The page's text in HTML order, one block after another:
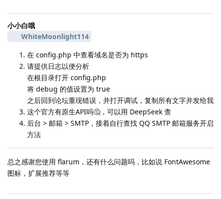
小小白哦
WhiteMoonlight114
在 config.php 中查看域名是否为 https
请提供日志以便分析
在根目录打开 config.php
将 debug 的值设置为 true
之后回到论坛重现错误，并打开调试，复制所有文字并发给我
这个官方有原生API吗🤔，可以用 DeepSeek 查
后台 > 邮箱 > SMTP，接着自行查找 QQ SMTP 邮箱服务开启
方法
总之感谢您使用 flarum，还有什么问题吗，比如说 FontAwesome
图标，扩展推荐等等